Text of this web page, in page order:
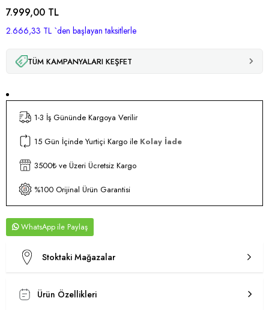
7.999,00 TL
2.666,33 TL `den başlayan taksitlerle
TÜM KAMPANYALARI KEŞFET
1-3 İş Gününde Kargoya Verilir
15 Gün İçinde Yurtiçi Kargo ile Kolay İade
3500₺ ve Üzeri Ücretsiz Kargo
%100 Orijinal Ürün Garantisi
WhatsApp
Stoktaki Mağazalar
Ürün Özellikleri